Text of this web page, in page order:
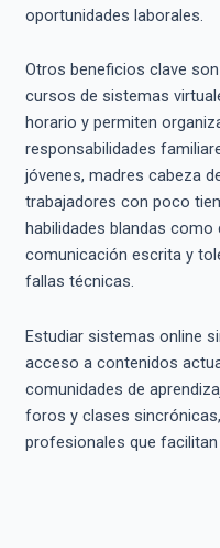
oportunidades laborales.
Otros beneficios clave
cursos de sistemas
horario y permiten
responsabilidades
jóvenes, madres cabeza
trabajadores con poco
habilidades blandas como
comunicación escrita y
fallas técnicas.
Estudiar sistemas online
acceso a contenidos
comunidades de
foros y clases
profesionales que